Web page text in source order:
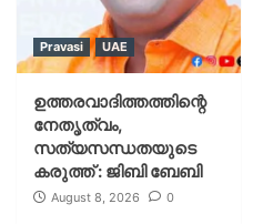
Pravasi UAE
ഉത്തരവാദിത്തത്തിന്റെ
നേതൃത്വം,
സത്യസന്ധതയുടെ
കരുത്ത് : ജിബി ബേബി
August 8, 2026 0